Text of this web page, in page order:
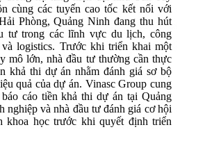
cùng các tuyến cao tốc kết nối với
Phòng, Quảng Ninh đang thu hút
tư trong các lĩnh vực du lịch, công
logistics. Trước khi triển khai một
mô lớn, nhà đầu tư thường cần thực
khả thi dự án nhằm đánh giá sơ bộ
quả của dự án. Vinasc Group cung
cáo tiền khả thi dự án tại Quảng
nghiệp và nhà đầu tư đánh giá cơ hội
khoa học trước khi quyết định triển